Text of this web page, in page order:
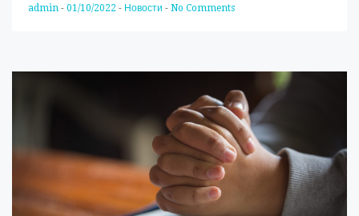
admin - 01/10/2022 - Новости - No Comments